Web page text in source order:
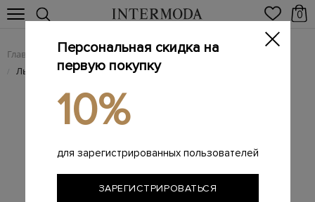
0
Главная Мужчинам / Аксессуары / Головные уборы
/ Льняная кепка с плотным козырьком
Персональная скидка на
первую покупку
10%
для зарегистрированных пользователей
ЗАРЕГИСТРИРОВАТЬСЯ